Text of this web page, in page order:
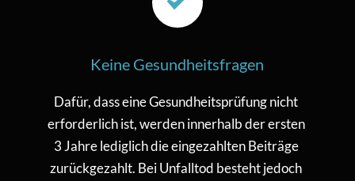
Keine Gesundheitsfragen
Dafür, dass eine Gesundheitsprüfung nicht
erforderlich ist, werden innerhalb der ersten
3 Jahre lediglich die eingezahlten Beiträge
zurückgezahlt. Bei Unfalltod besteht jedoch